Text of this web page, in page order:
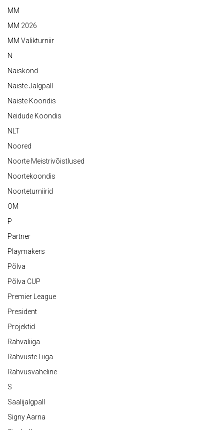
MM
MM 2026
MM Valikturniir
N
Naiskond
Naiste Jalgpall
Naiste Koondis
Neidude Koondis
NLT
Noored
Noorte Meistrivõistlused
Noortekoondis
Noorteturniirid
OM
P
Partner
Playmakers
Põlva
Põlva CUP
Premier League
President
Projektid
Rahvaliiga
Rahvuste Liiga
Rahvusvaheline
S
Saalijalgpall
Signy Aarna